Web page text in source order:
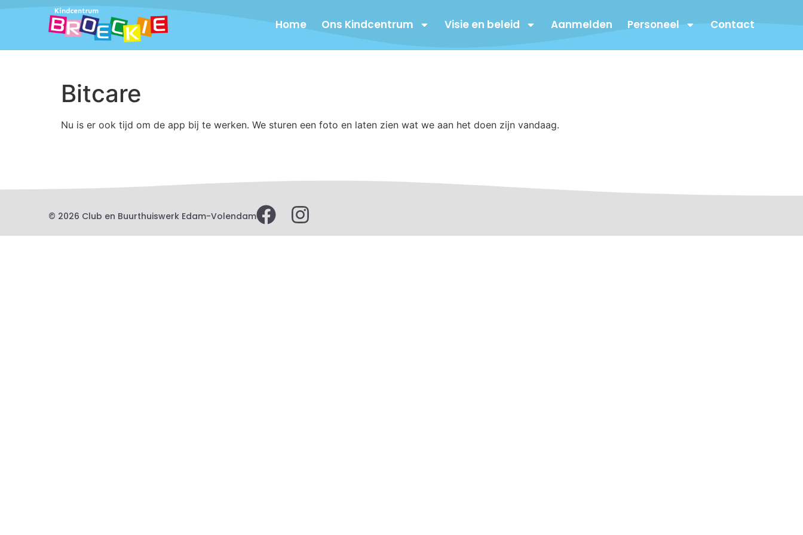
Home Ons Kindcentrum Visie en beleid Aanmelden Personeel Contact
Bitcare
Nu is er ook tijd om de app bij te werken. We sturen een foto en laten zien wat we aan het doen zijn vandaag.
© 2026 Club en Buurthuiswerk Edam-Volendam